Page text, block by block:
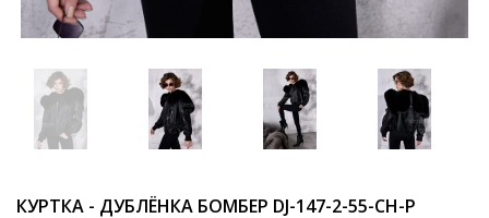
КУРТКА - ДУБЛЁНКА БОМБЕР DJ-147-2-55-CH-P